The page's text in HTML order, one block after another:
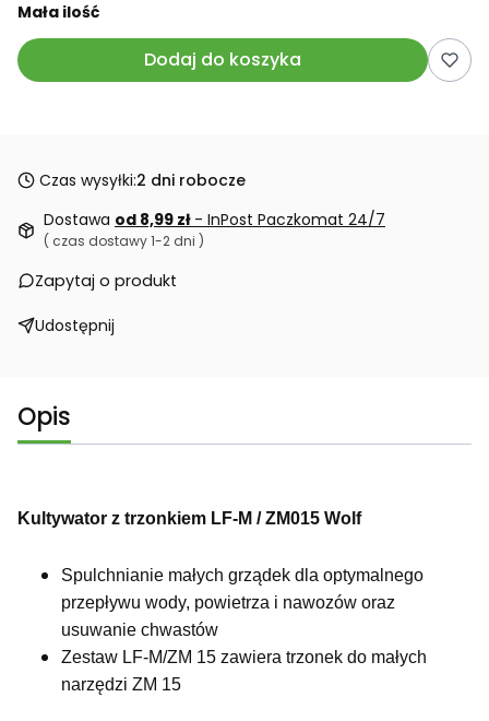
Mała ilość
Dodaj do koszyka
Czas wysyłki:2 dni robocze
Dostawa od 8,99 zł - InPost Paczkomat 24/7
( czas dostawy 1-2 dni )
Zapytaj o produkt
Udostępnij
Opis
Kultywator z trzonkiem LF-M / ZM015 Wolf
Spulchnianie małych grządek dla optymalnego
przepływu wody, powietrza i nawozów oraz
usuwanie chwastów
Zestaw LF-M/ZM 15 zawiera trzonek do małych
narzędzi ZM 15